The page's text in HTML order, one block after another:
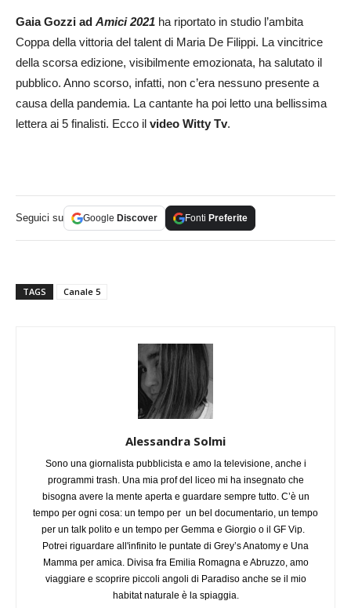
Gaia Gozzi ad Amici 2021 ha riportato in studio l’ambita
Coppa della vittoria del talent di Maria De Filippi. La vincitrice
della scorsa edizione, visibilmente emozionata, ha salutato il
pubblico. Anno scorso, infatti, non c’era nessuno presente a
causa della pandemia. La cantante ha poi letto una bellissima
lettera ai 5 finalisti. Ecco il video Witty Tv.
Seguici su Google Discover Fonti Preferite
TAGS Canale 5
Alessandra Solmi
Sono una giornalista pubblicista e amo la televisione, anche i
programmi trash. Una mia prof del liceo mi ha insegnato che
bisogna avere la mente aperta e guardare sempre tutto. C’è un
tempo per ogni cosa: un tempo per un bel documentario, un tempo
per un talk polito e un tempo per Gemma e Giorgio o il GF Vip.
Potrei riguardare all'infinito le puntate di Grey’s Anatomy e Una
Mamma per amica. Divisa fra Emilia Romagna e Abruzzo, amo
viaggiare e scoprire piccoli angoli di Paradiso anche se il mio
habitat naturale è la spiaggia.